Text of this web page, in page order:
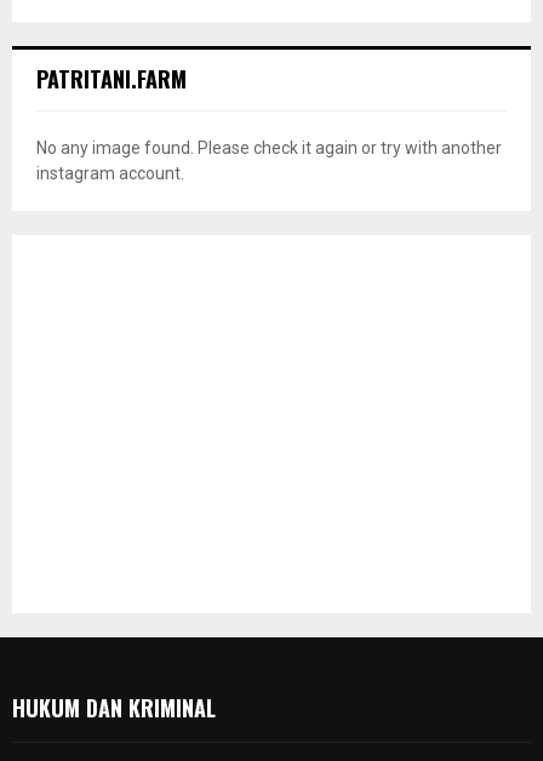
PATRITANI.FARM
No any image found. Please check it again or try with another
instagram account.
HUKUM DAN KRIMINAL